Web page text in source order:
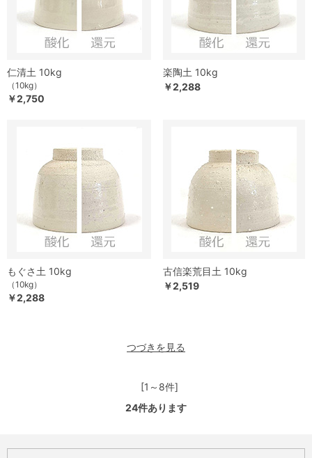
仁清土 10kg
（10kg）
￥2,750
楽陶土 10kg
￥2,288
もぐさ土 10kg
（10kg）
￥2,288
古信楽荒目土 10kg
￥2,519
つづきを見る
[1～8件]
24件あります